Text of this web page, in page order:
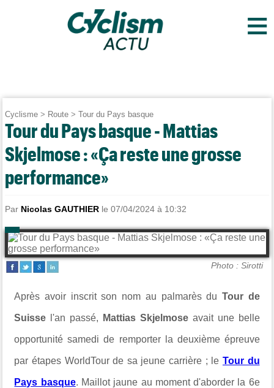
≡
Cyclisme > Route >Tour du Pays basque
Tour du Pays basque - Mattias
Skjelmose : «Ça reste une grosse
performance»
Par Nicolas GAUTHIER le 07/04/2024 à 10:32
Photo : Sirotti
Après avoir inscrit son nom au palmarès du Tour de
Suisse l'an passé, Mattias Skjelmoseavait une belle
opportunité samedi de remporter la deuxième épreuve
par étapes WorldTour de sa jeune carrière ; le Tour du
Pays basque. Maillot jaune au moment d'aborder la 6e